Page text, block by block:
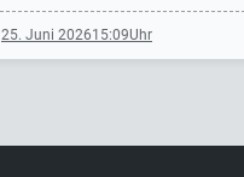
25. Juni 202615:09